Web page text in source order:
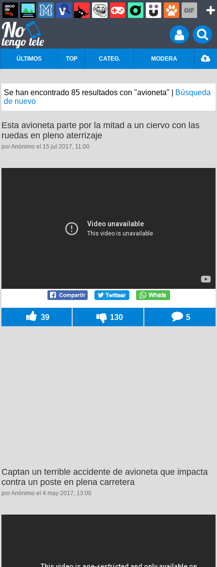
ÚLTIMOS TOP CATEG. MODERA
Se han encontrado 85 resultados con "avioneta" |
Búsqueda
de nuevo
Esta avioneta parte por la mitad a un ciervo con las
ruedas en pleno aterrizaje
por Anónimo el 15 jul 2017, 11:00
39 130 5
Captan un terrible accidente de avioneta que impacta
contra un poste en plena carretera
por Anónimo el 4 may 2017, 13:00